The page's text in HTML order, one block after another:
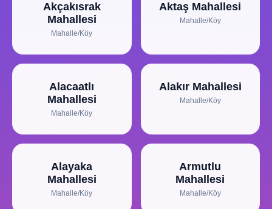
Akçakısrak
Mahallesi
Mahalle/Köy
Aktaş Mahallesi
Mahalle/Köy
Alacaatlı
Mahallesi
Mahalle/Köy
Alakır Mahallesi
Mahalle/Köy
Alayaka
Mahallesi
Mahalle/Köy
Armutlu
Mahallesi
Mahalle/Köy